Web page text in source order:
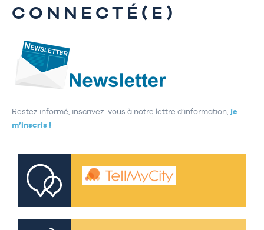
CONNECTÉ(E)
Restez informé, inscrivez-vous à notre lettre d’information, je
m’inscris !